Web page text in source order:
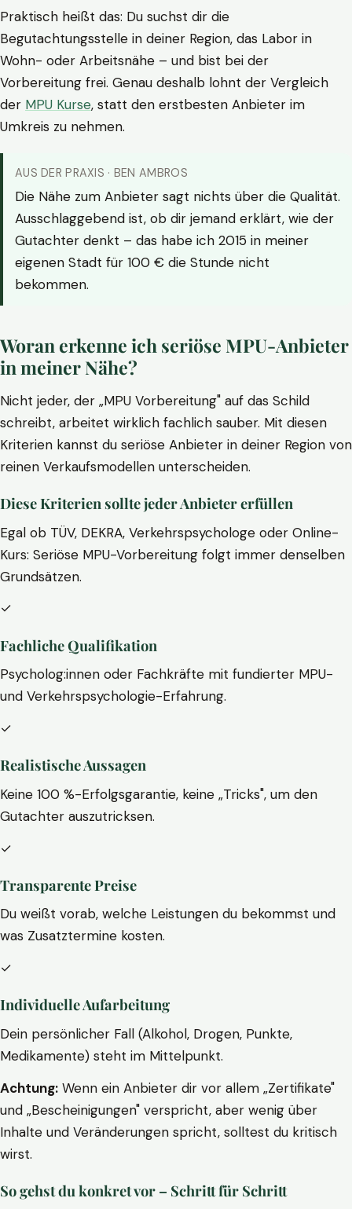
Praktisch heißt das: Du suchst dir die
Begutachtungsstelle in deiner Region, das Labor in
Wohn- oder Arbeitsnähe – und bist bei der
Vorbereitung frei. Genau deshalb lohnt der Vergleich
der MPU Kurse, statt den erstbesten Anbieter im
Umkreis zu nehmen.
AUS DER PRAXIS · BEN AMBROS
Die Nähe zum Anbieter sagt nichts über die Qualität.
Ausschlaggebend ist, ob dir jemand erklärt, wie der
Gutachter denkt – das habe ich 2015 in meiner
eigenen Stadt für 100 € die Stunde nicht
bekommen.
Woran erkenne ich seriöse MPU-Anbieter
in meiner Nähe?
Nicht jeder, der „MPU Vorbereitung" auf das Schild
schreibt, arbeitet wirklich fachlich sauber. Mit diesen
Kriterien kannst du seriöse Anbieter in deiner Region von
reinen Verkaufsmodellen unterscheiden.
Diese Kriterien sollte jeder Anbieter erfüllen
Egal ob TÜV, DEKRA, Verkehrspsychologe oder Online-
Kurs: Seriöse MPU-Vorbereitung folgt immer denselben
Grundsätzen.
✓
Fachliche Qualifikation
Psycholog:innen oder Fachkräfte mit fundierter MPU-
und Verkehrspsychologie-Erfahrung.
✓
Realistische Aussagen
Keine 100 %-Erfolgsgarantie, keine „Tricks", um den
Gutachter auszutricksen.
✓
Transparente Preise
Du weißt vorab, welche Leistungen du bekommst und
was Zusatztermine kosten.
✓
Individuelle Aufarbeitung
Dein persönlicher Fall (Alkohol, Drogen, Punkte,
Medikamente) steht im Mittelpunkt.
Achtung: Wenn ein Anbieter dir vor allem „Zertifikate"
und „Bescheinigungen" verspricht, aber wenig über
Inhalte und Veränderungen spricht, solltest du kritisch
wirst.
So gehst du konkret vor – Schritt für Schritt